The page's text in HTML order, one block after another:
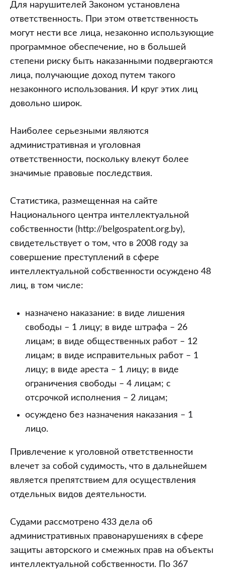
Для нарушителей Законом установлена
ответственность. При этом ответственность
могут нести все лица, незаконно использующие
программное обеспечение, но в большей
степени риску быть наказанными подвергаются
лица, получающие доход путем такого
незаконного использования. И круг этих лиц
довольно широк.
Наиболее серьезными являются
административная и уголовная
ответственности, поскольку влекут более
значимые правовые последствия.
Статистика, размещенная на сайте
Национального центра интеллектуальной
собственности (http://belgospatent.org.by),
свидетельствует о том, что в 2008 году за
совершение преступлений в сфере
интеллектуальной собственности осуждено 48
лиц, в том числе:
назначено наказание: в виде лишения
свободы – 1 лицу; в виде штрафа – 26
лицам; в виде общественных работ – 12
лицам; в виде исправительных работ – 1
лицу; в виде ареста – 1 лицу; в виде
ограничения свободы – 4 лицам; с
отсрочкой исполнения – 2 лицам;
осуждено без назначения наказания – 1
лицо.
Привлечение к уголовной ответственности
влечет за собой судимость, что в дальнейшем
является препятствием для осуществления
отдельных видов деятельности.
Судами рассмотрено 433 дела об
административных правонарушениях в сфере
защиты авторского и смежных прав на объекты
интеллектуальной собственности. По 367